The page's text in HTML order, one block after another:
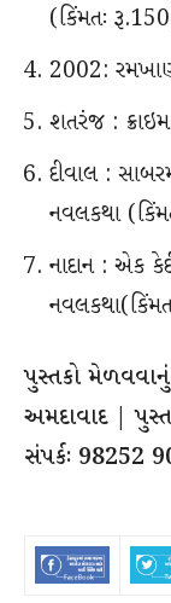
(કિંમતઃ
2002:
શતરંજ :
દીવાલ :
નવલકથા
નાદાન : એક
પુસ્તકો
અમદાવાદ |
સંપર્કઃ 98252